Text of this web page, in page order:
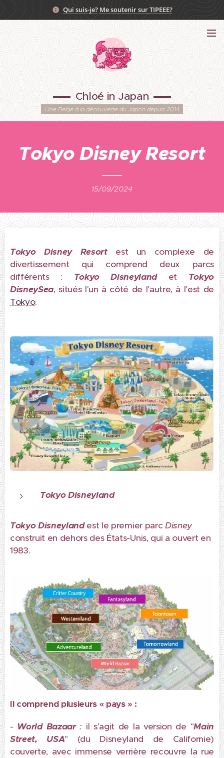
Qui suis-je? Me soutenir sur TIPEEE?
Chloé in Japan
Une Belge à la découverte du Japon depuis 2014
Tokyo Disney Resort
15/09/2024
Tokyo Disney Resortest un complexe de
divertissement qui comprend deux parcs
différents : Tokyo Disneyland et Tokyo
DisneySea, situés l'un à côté de l'autre, à l'est de
Tokyo.
Tokyo Disneyland
Tokyo Disneylandest le premier parc Disney
construit en dehors des États-Unis, qui a ouvert en
1983.
Il comprend plusieurs « pays » :
- World Bazaar: il s'agit de la version de "Main
Street, USA" (du Disneyland de Californie)
couverte, avec immense verrière recouvre la rue